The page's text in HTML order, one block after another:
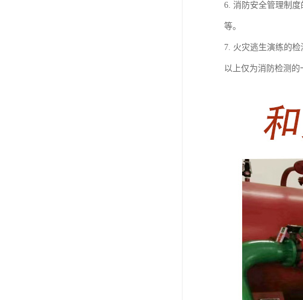
6. 消防安全管理制
等。
7. 火灾逃生演练的
以上仅为消防检测的